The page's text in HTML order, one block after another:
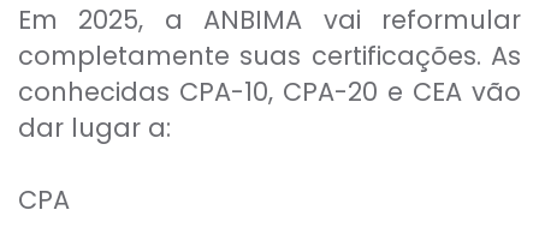
Em 2025, a ANBIMA vai reformular
completamente suas certificações. As
conhecidas CPA-10, CPA-20 e CEA vão
dar lugar a:
CPA